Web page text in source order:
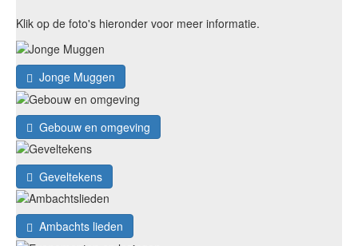
Klik op de foto's hieronder voor meer informatie.
Jonge Muggen
Gebouw en omgeving
Geveltekens
Ambachts lieden